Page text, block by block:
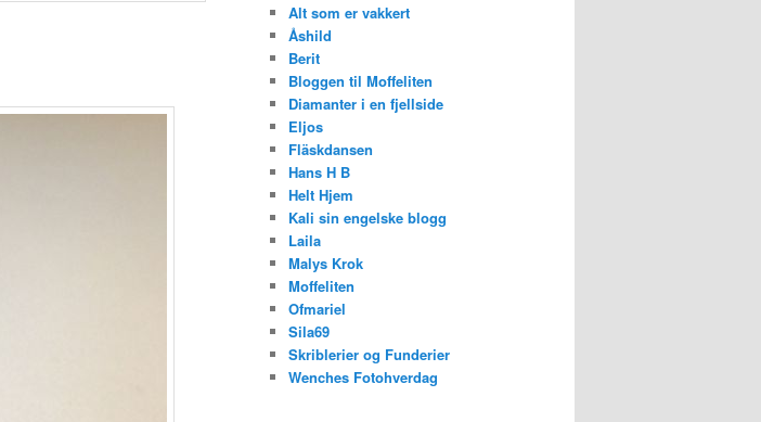
Alt som er vakkert
Åshild
Berit
Bloggen til Moffeliten
Diamanter i en fjellside
Eljos
Fläskdansen
Hans H B
Helt Hjem
Kali sin engelske blogg
Laila
Malys Krok
Moffeliten
Ofmariel
Sila69
Skriblerier og Funderier
Wenches Fotohverdag